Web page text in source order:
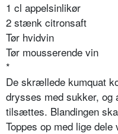
1 cl appelsinlikør
2 stænk citronsaft
Tør hvidvin
Tør mousserende vin
*
De skrællede kumquat
drysses med sukker, og
tilsættes. Blandingen
Toppes op med lige